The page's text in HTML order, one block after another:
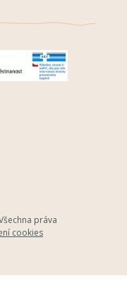
práva
cookies